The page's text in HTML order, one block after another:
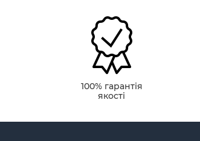
100% гарантія
якості